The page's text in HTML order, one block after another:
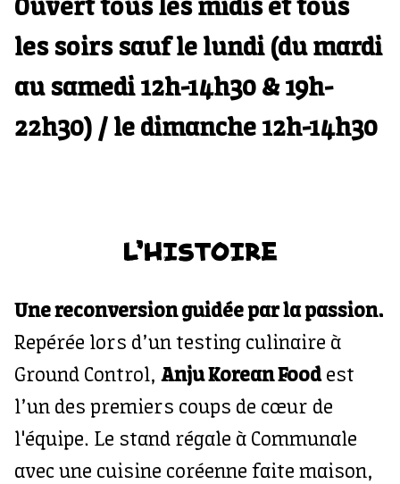
Ouvert tous les midis et tous
les soirs sauf le lundi (du mardi
au samedi 12h-14h30 & 19h-
22h30) / le dimanche 12h-14h30
L'HISTOIRE
Une reconversion guidée par la passion.
Repérée lors d’un testing culinaire à
Ground Control, Anju Korean Foodest
l’un des premiers coups de cœur de
l'équipe. Le stand régale à Communale
avec une cuisine coréenne faite maison,